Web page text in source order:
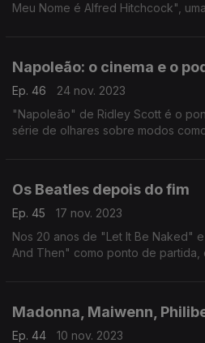
Meu Nome é Alfred Hitchcock",
Napoleão: o cinema e o
Ep. 46
24 nov. 2023
"Napoleão" de Ridley Scott é o
série de olhares sobre modos
Os Beatles depois do fim
Ep. 45
17 nov. 2023
Nos 20 anos de "Let It Be Naked"
And Then" como ponto de partida,
Madonna, Maiwenn,
Ep. 44
10 nov. 2023